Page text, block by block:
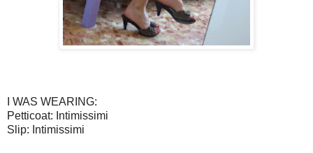
I WAS WEARING:
Petticoat: Intimissimi
Slip: Intimissimi